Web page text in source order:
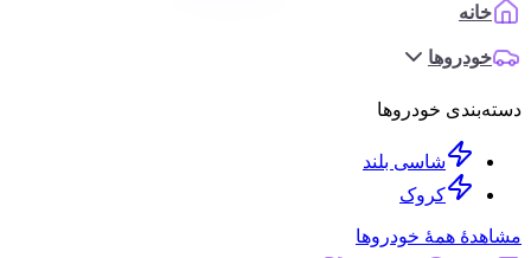
خانه
خودروها
دسته‌بندی خودروها
شاسی بلند
کروک
مشاهدهٔ همهٔ خودروها